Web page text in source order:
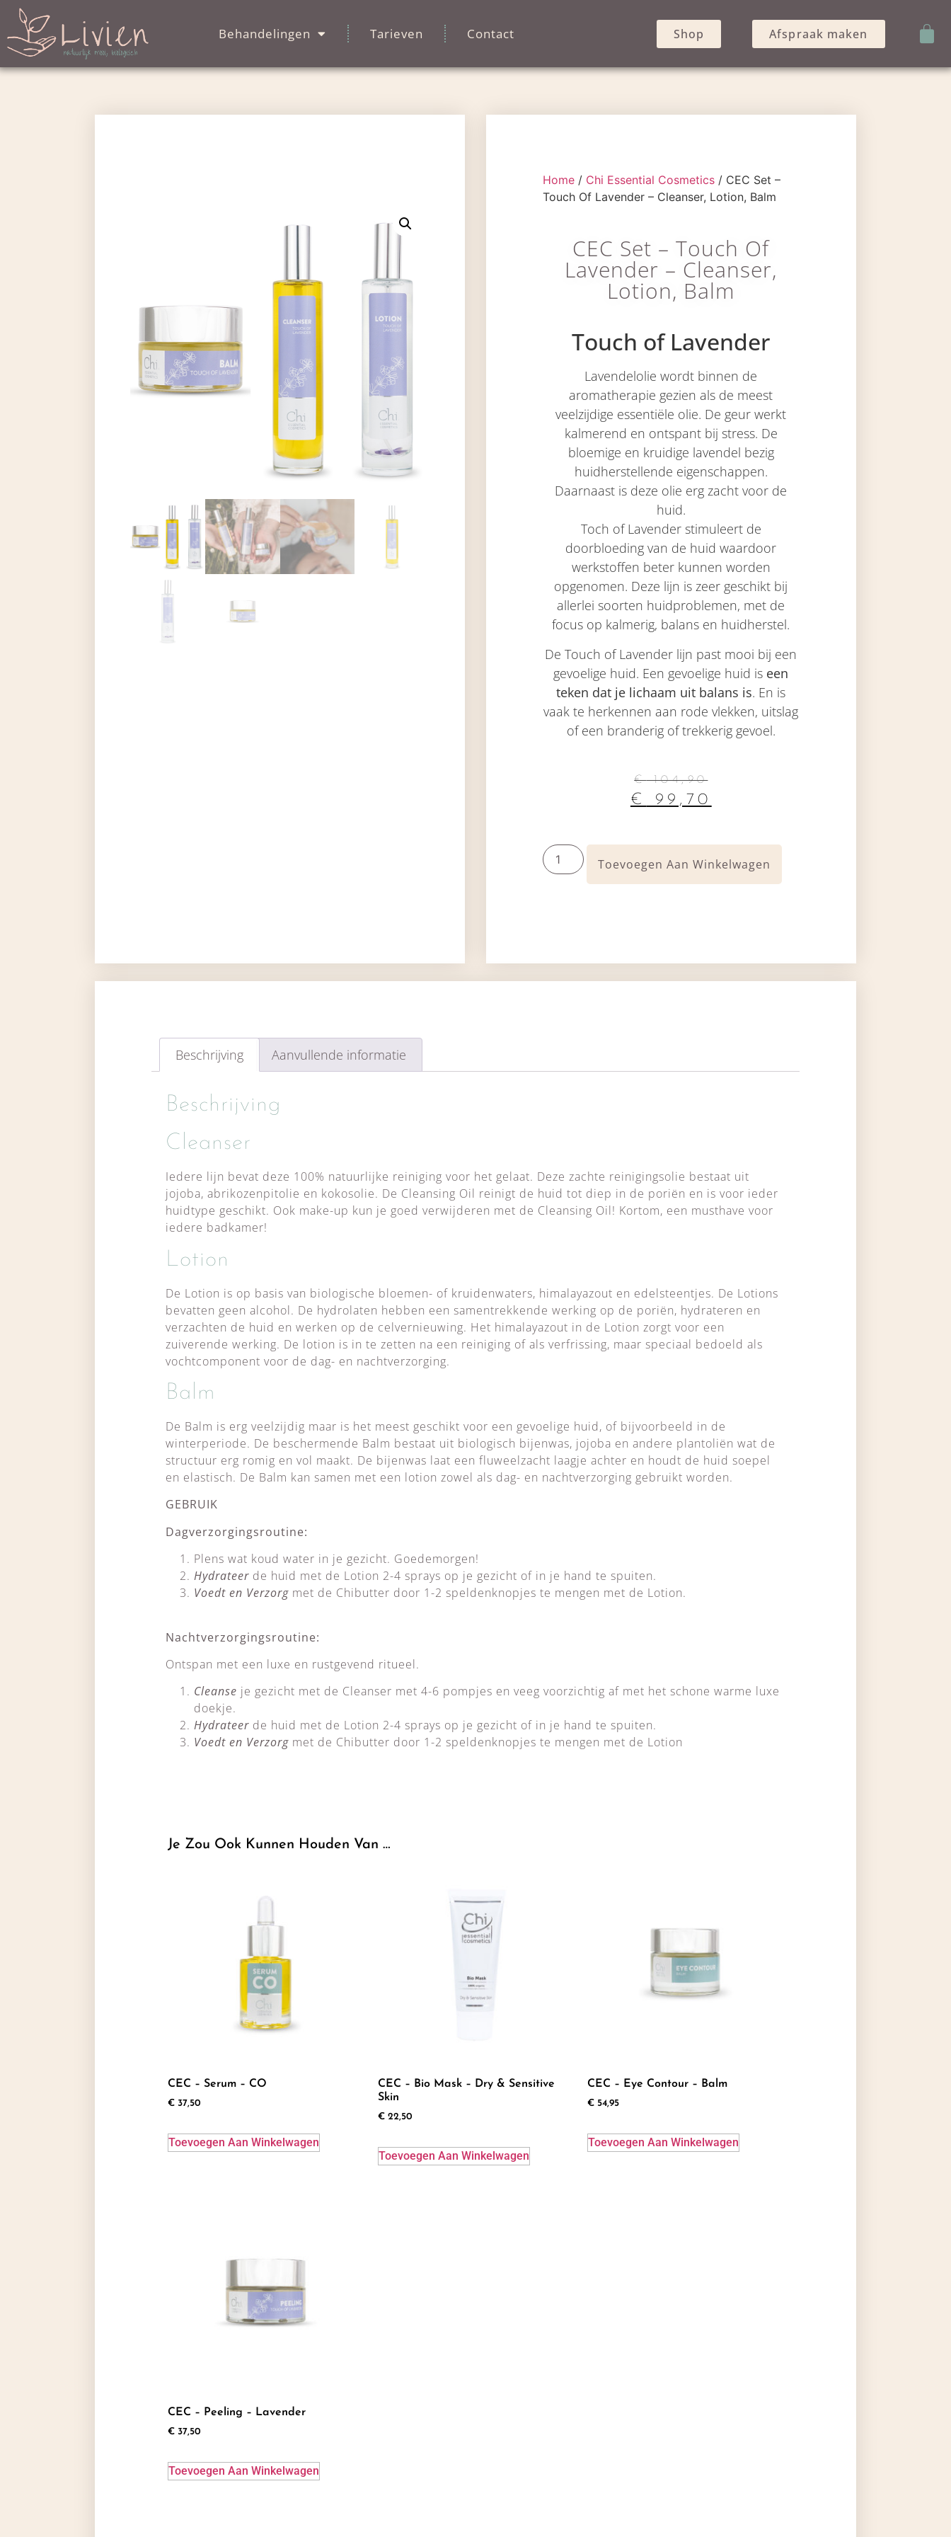
Behandelingen Tarieven Contact Shop Afspraak maken
Home / Chi Essential Cosmetics / CEC Set –
Touch Of Lavender – Cleanser, Lotion, Balm
CEC Set – Touch Of
Lavender – Cleanser,
Lotion, Balm
Touch of Lavender
Lavendelolie wordt binnen de
aromatherapie gezien als de meest
veelzijdige essentiële olie. De geur werkt
kalmerend en ontspant bij stress. De
bloemige en kruidige lavendel bezig
huidherstellende eigenschappen.
Daarnaast is deze olie erg zacht voor de
huid.
Toch of Lavender stimuleert de
doorbloeding van de huid waardoor
werkstoffen beter kunnen worden
opgenomen. Deze lijn is zeer geschikt bij
allerlei soorten huidproblemen, met de
focus op kalmerig, balans en huidherstel.
De Touch of Lavender lijn past mooi bij een
gevoelige huid. Een gevoelige huid is een
teken dat je lichaam uit balans is. En is
vaak te herkennen aan rode vlekken, uitslag
of een branderig of trekkerig gevoel.
€104,90
€ 99,70
Toevoegen Aan Winkelwagen
Beschrijving Aanvullende informatie
Beschrijving
Cleanser
Iedere lijn bevat deze 100% natuurlijke reiniging voor het gelaat. Deze zachte reinigingsolie bestaat uit
jojoba, abrikozenpitolie en kokosolie. De Cleansing Oil reinigt de huid tot diep in de poriën en is voor ieder
huidtype geschikt. Ook make-up kun je goed verwijderen met de Cleansing Oil! Kortom, een musthave voor
iedere badkamer!
Lotion
De Lotion is op basis van biologische bloemen- of kruidenwaters, himalayazout en edelsteentjes. De Lotions
bevatten geen alcohol. De hydrolaten hebben een samentrekkende werking op de poriën, hydrateren en
verzachten de huid en werken op de celvernieuwing. Het himalayazout in de Lotion zorgt voor een
zuiverende werking. De lotion is in te zetten na een reiniging of als verfrissing, maar speciaal bedoeld als
vochtcomponent voor de dag- en nachtverzorging.
Balm
De Balm is erg veelzijdig maar is het meest geschikt voor een gevoelige huid, of bijvoorbeeld in de
winterperiode. De beschermende Balm bestaat uit biologisch bijenwas, jojoba en andere plantoliën wat de
structuur erg romig en vol maakt. De bijenwas laat een fluweelzacht laagje achter en houdt de huid soepel
en elastisch. De Balm kan samen met een lotion zowel als dag- en nachtverzorging gebruikt worden.
GEBRUIK
Dagverzorgingsroutine:
Plens wat koud water in je gezicht. Goedemorgen!
Hydrateer de huid met de Lotion 2-4 sprays op je gezicht of in je hand te spuiten.
Voedt en Verzorg met de Chibutter door 1-2 speldenknopjes te mengen met de Lotion.
Nachtverzorgingsroutine:
Ontspan met een luxe en rustgevend ritueel.
Cleanse je gezicht met de Cleanser met 4-6 pompjes en veeg voorzichtig af met het schone warme luxe
doekje.
Hydrateer de huid met de Lotion 2-4 sprays op je gezicht of in je hand te spuiten.
Voedt en Verzorg met de Chibutter door 1-2 speldenknopjes te mengen met de Lotion
Je Zou Ook Kunnen Houden Van …
CEC – Serum – CO
€ 37,50
Toevoegen Aan Winkelwagen
CEC – Bio Mask – Dry & Sensitive
Skin
€22,50
Toevoegen Aan Winkelwagen
CEC – Eye Contour – Balm
€ 54,95
Toevoegen Aan Winkelwagen
CEC – Peeling – Lavender
€ 37,50
Toevoegen Aan Winkelwagen